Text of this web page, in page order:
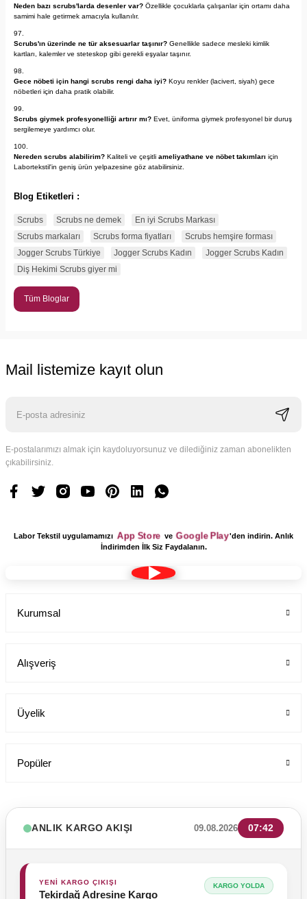
Neden bazı scrubs'larda desenler var? Özellikle çocuklarla çalışanlar için ortamı daha
samimi hale getirmek amacıyla kullanılır.
Scrubs'ın üzerinde ne tür aksesuarlar taşınır? Genellikle sadece mesleki kimlik
kartları, kalemler ve steteskop gibi gerekli eşyalar taşınır.
Gece nöbeti için hangi scrubs rengi daha iyi? Koyu renkler (lacivert, siyah) gece
nöbetleri için daha pratik olabilir.
Scrubs giymek profesyonelliği artırır mı? Evet, üniforma giymek profesyonel bir duruş
sergilemeye yardımcı olur.
Nereden scrubs alabilirim? Kaliteli ve çeşitli ameliyathane ve nöbet takımları için
Labortekstil'in geniş ürün yelpazesine göz atabilirsiniz.
Blog Etiketleri :
Scrubs Scrubs ne demek
En iyi Scrubs Markası
Scrubs markaları
Scrubs forma fiyatları
Scrubs hemşire forması
Jogger Scrubs Türkiye
Jogger Scrubs Kadın
Jogger Scrubs Kadın
Diş Hekimi Scrubs giyer mi
Tüm Bloglar
Mail listemize kayıt olun
E-postalarımızı almak için kaydoluyorsunuz ve dilediğiniz zaman abonelikten
çıkabilirsiniz.
Labor Tekstil uygulamamızı App Store ve Google Play
'den indirin. Anlık
İndirimden İlk Siz Faydalanın.
Kurumsal
Alışveriş
Üyelik
Popüler
ANLIK KARGO AKIŞI 09.08.2026 07:42
YENİ KARGO ÇIKIŞI
Tekirdağ Adresine Kargo
KARGO YOLDA